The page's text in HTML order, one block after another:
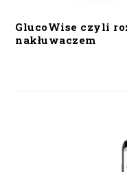
GlucoWise czyli
nakłuwaczem